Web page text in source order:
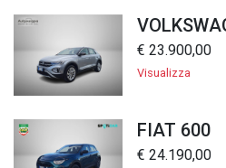
€ 23.900,00
Visualizza
FIAT 600
€ 24.190,00